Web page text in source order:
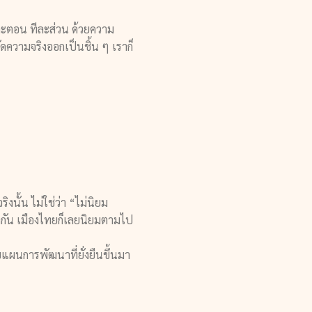
ตอน ทีละส่วน ด้วยความ
วามจริงออกเป็นชิ้น ๆ เราก็
งนั้น ไม่ใช่ว่า “ไม่นิยม
เมืองไทยก็เลยนิยมตามไป
แผนการพัฒนาที่ยั่งยืนขึ้นมา